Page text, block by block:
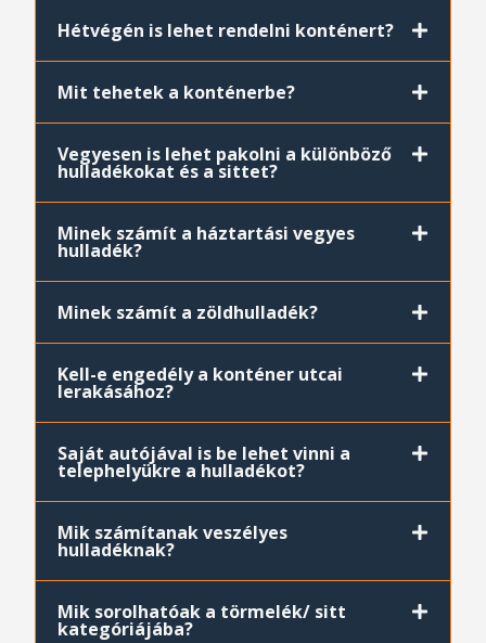
Hétvégén is lehet rendelni konténert?
Mit tehetek a konténerbe?
Vegyesen is lehet pakolni a különböző
hulladékokat és a sittet?
Minek számít a háztartási vegyes
hulladék?
Minek számít a zöldhulladék?
Kell-e engedély a konténer utcai
lerakásához?
Saját autójával is be lehet vinni a
telephelyükre a hulladékot?
Mik számítanak veszélyes
hulladéknak?
Mik sorolhatóak a törmelék/ sitt
kategóriájába?